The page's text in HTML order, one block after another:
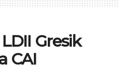
Gresik
CAI